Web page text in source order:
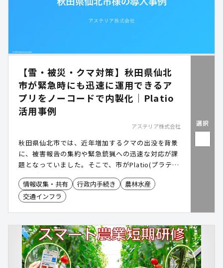
【雪・被災・クマ対策】秋田県仙北
市が緊急時にも迅速に運用できるア
プリをノーコードで内製化｜Platio
活用事例
アステリア株式会社
秋田県仙北市では、近年増加するクマの出没を背景
に、被害報告の集約や緊急銃猟への迅速な対応が課
題となっていました。そこで、市がPlatio(プラティ
オ)で内製・運用していた「被災状況報告アプリ」
に、現場で必要となる緊急銃猟の指針やチェックリ
ストを確認できる機能を追加。職員自らが改修・運
や電話に依存していた現場報告の課題に対し、「積
雪情報」「被災状況」「クマ対策」など複数の業務
アプリを短期間で内製。位置情報付き報告とマニュ
アル共有により、現場判断の速度と正確性が大きく
情報収集・共有 行政内手続き
農林水産
交通インフラ
選択